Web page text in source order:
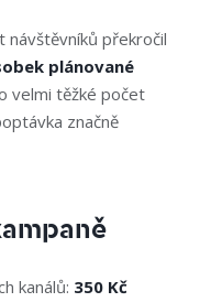
návštěvníků překročil
plánované
velmi těžké počet
značně
kanálů: 350 Kč